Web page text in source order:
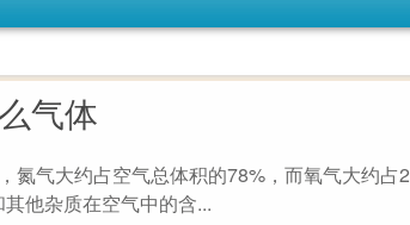
气体
氮气大约占空气总体积的78%，而氧气大约占2
他杂质在空气中的含...